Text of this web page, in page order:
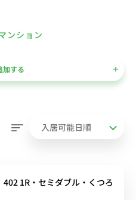
ンション
加する
1R・セミダブル・くつろ